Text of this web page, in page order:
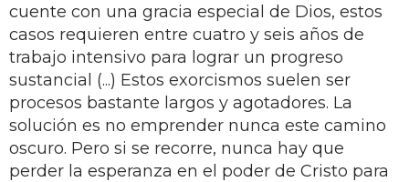
cuente con una gracia especial de Dios, estos
casos requieren entre cuatro y seis años de
trabajo intensivo para lograr un progreso
sustancial (...) Estos exorcismos suelen ser
procesos bastante largos y agotadores. La
solución es no emprender nunca este camino
oscuro. Pero si se recorre, nunca hay que
perder la esperanza en el poder de Cristo para